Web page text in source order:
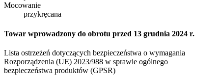
Mocowanie
przykręcana
Towar wprowadzony do obrotu przed 13 grudnia 2024 r.
Lista ostrzeżeń dotyczących bezpieczeństwa o wymagania
Rozporządzenia (UE) 2023/988 w sprawie ogólnego
bezpieczeństwa produktów (GPSR)